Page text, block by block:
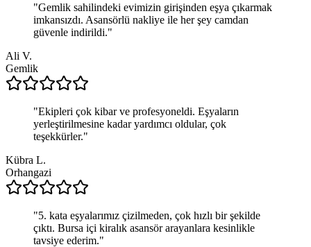
"Gemlik sahilindeki evimizin girişinden eşya çıkarmak
imkansızdı. Asansörlü nakliye ile her şey camdan
güvenle indirildi."
Ali V.
Gemlik
"Ekipleri çok kibar ve profesyoneldi. Eşyaların
yerleştirilmesine kadar yardımcı oldular, çok
teşekkürler."
Kübra L.
Orhangazi
"5. kata eşyalarımız çizilmeden, çok hızlı bir şekilde
çıktı. Bursa içi kiralık asansör arayanlara kesinlikle
tavsiye ederim."